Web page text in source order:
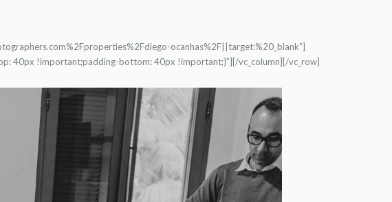
ocanhas%2F||target:%20_blank”]
40px !important;padding-bottom: 40px !important;}”][/vc_column][/vc_row]